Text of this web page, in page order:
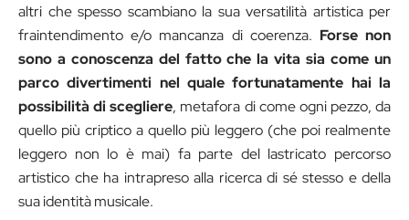
altri che spesso scambiano la sua versatilità artistica per
fraintendimento e/o mancanza di coerenza. Forse non
sono a conoscenza del fatto che la vita sia come un
parco divertimenti nel quale fortunatamente hai la
possibilità di scegliere, metafora di come ogni pezzo, da
quello più criptico a quello più leggero (che poi realmente
leggero non lo è mai) fa parte del lastricato percorso
artistico che ha intrapreso alla ricerca di sé stesso e della
sua identità musicale.